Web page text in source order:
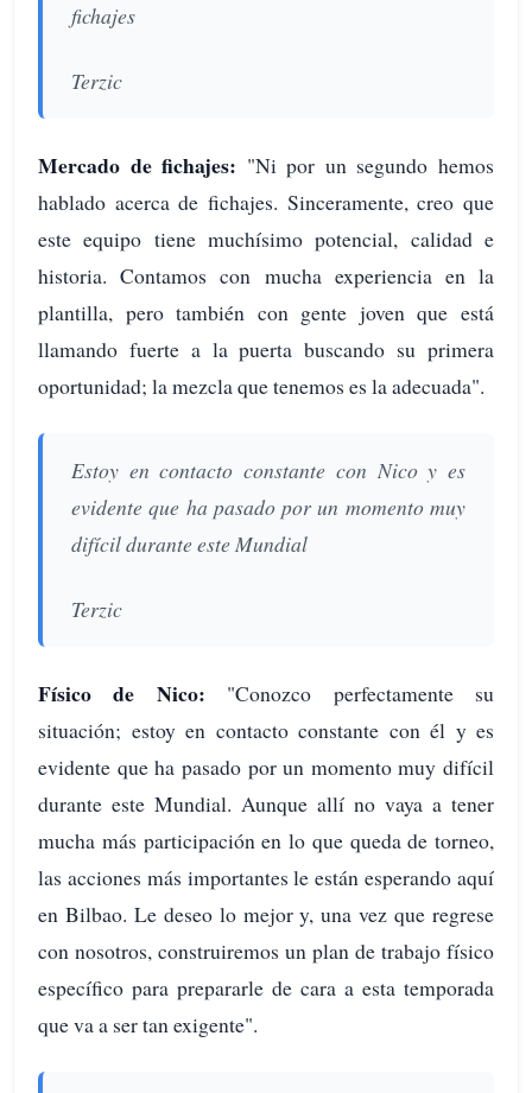
fichajes
Terzic
Mercado de fichajes: "Ni por un segundo hemos
hablado acerca de fichajes. Sinceramente, creo que
este equipo tiene muchísimo potencial, calidad e
historia. Contamos con mucha experiencia en la
plantilla, pero también con gente joven que está
llamando fuerte a la puerta buscando su primera
oportunidad; la mezcla que tenemos es la adecuada".
Estoy en contacto constante con Nico y es
evidente que ha pasado por un momento muy
difícil durante este Mundial
Terzic
Físico de Nico: "Conozco perfectamente su
situación; estoy en contacto constante con él y es
evidente que ha pasado por un momento muy difícil
durante este Mundial. Aunque allí no vaya a tener
mucha más participación en lo que queda de torneo,
las acciones más importantes le están esperando aquí
en Bilbao. Le deseo lo mejor y, una vez que regrese
con nosotros, construiremos un plan de trabajo físico
específico para prepararle de cara a esta temporada
que va a ser tan exigente".